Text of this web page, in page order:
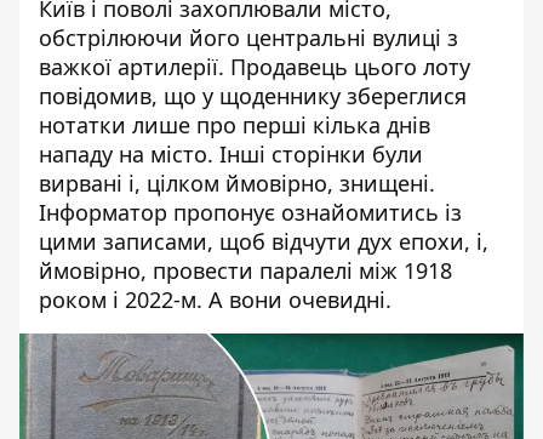
Київ і поволі захоплювали місто,
обстрілюючи його центральні вулиці з
важкої артилерії. Продавець цього лоту
повідомив, що у щоденнику збереглися
нотатки лише про перші кілька днів
нападу на місто. Інші сторінки були
вирвані і, цілком ймовірно, знищені.
Інформатор пропонує ознайомитись із
цими записами, щоб відчути дух епохи, і,
ймовірно, провести паралелі між 1918
роком і 2022-м. А вони очевидні.